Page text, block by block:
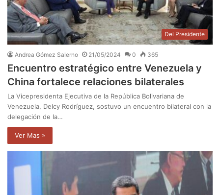
Del Presidente
Andrea Gómez Salerno 21/05/2024 0 365
Encuentro estratégico entre Venezuela y
China fortalece relaciones bilaterales
La Vicepresidenta Ejecutiva de la República Bolivariana de
Venezuela, Delcy Rodríguez, sostuvo un encuentro bilateral con la
delegación de la…
Ver Mas »